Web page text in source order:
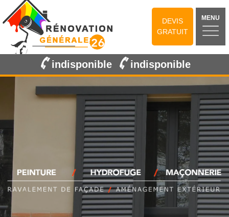
DEVIS
GRATUIT
MENU
indisponible indisponible